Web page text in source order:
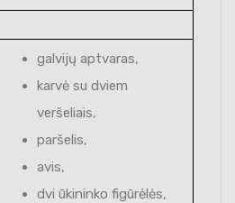
galvijų aptvaras,
karvė su dviem
veršeliais,
paršelis,
avis,
dvi ūkininko figūrėlės,